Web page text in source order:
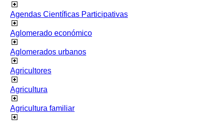
Agendas Científicas Participativas
Aglomerado económico
Aglomerados urbanos
Agricultores
Agricultura
Agricultura familiar